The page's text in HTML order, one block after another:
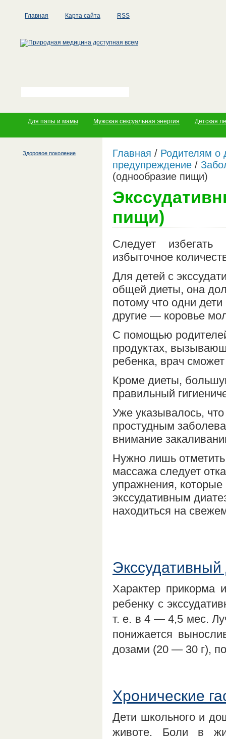
Главная Карта сайта RSS
Для папы и мамы Мужская сексуальная энергия Детская
Здоровое поколение Главная / Родителям о
предупреждение /
(однообразие пищи)
пищи)
Следует
избыточное
Для детей с
общей диеты, она
потому что одни
другие — коровье
С помощью
продуктах,
ребенка, врач
Кроме диеты,
правильный
Уже указывалось,
простудным
внимание
Нужно лишь
массажа следует
упражнения,
экссудативным
находиться на
Экссудативный
Характер прикорма
ребенку с
т. е. в 4 — 4,5 мес.
понижается
дозами (20 — 30 г),
Хронические
Дети школьного и
животе. Боли в